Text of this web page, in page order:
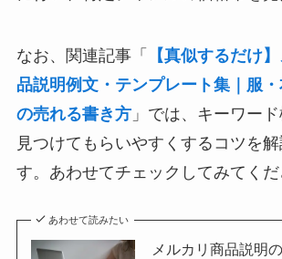
なお、関連記事「
【真似するだけ
品説明例文・テンプレート集｜服
の売れる書き方」では、キーワー
見つけてもらいやすくするコツを解
す。あわせてチェックしてみてくだ
あわせて読みたい
メルカリ商品説明